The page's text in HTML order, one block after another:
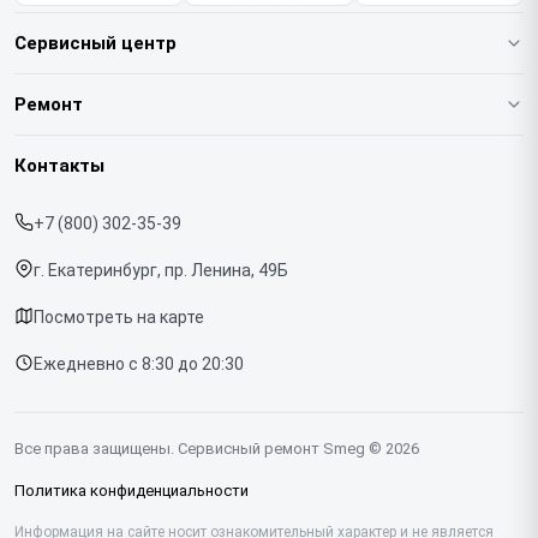
Сервисный центр
О нашем сервисе
Срочный ремонт
Доставка и способы оплаты
Диагностика
Контакты
Ремонт
Кофемашин
Винных шкафов
Вакууматоров
Контакты
+7 (800) 302-35-39
г. Екатеринбург, пр. Ленина, 49Б
Посмотреть на карте
Ежедневно с 8:30 до 20:30
Все права защищены. Сервисный ремонт Smeg © 2026
Политика конфиденциальности
Информация на сайте носит ознакомительный характер и не является